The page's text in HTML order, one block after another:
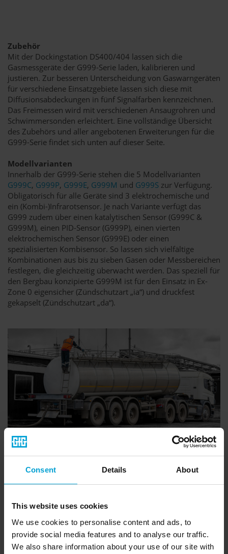
Consent Details About
This website uses cookies
We use cookies to personalise content and ads, to
provide social media features and to analyse our traffic.
We also share information about your use of our site with
Zubehör
Mit der Dockingstation DS400/404 lassen sich die
Gasmessgeräte der G999-Serie laden, kalibrieren und
justieren. Zur besseren Unterscheidung von Gaswarngeräten
für verschiedene Einsatzgebiete lassen sich diese mit
Diffusionsabdeckungen in fünf Signalfarben kennzeichnen.
Das Freimessen wird mit verschiedenen Ansaugrohren und
Schwimmersonden erleichtert. Eine vollständige Übersicht
des Zubehörs und aller angebotenen Erweiterungen für die
G999-Serie findet sich unten auf dieser Seite.
Modellvarianten
Innerhalb der G999-Serie stehen die 5 Modellvarianten
G999C, G999P, G999E, G999M und G999S zur Verfügung.
Obligatorisch für alle Geräte sind 3 elektrochemische und
ein (Kombi-)Infrarotsensor. Je nach Variante verfügt das
G999 zudem über einen katalytischen Sensor (G999C &
G999M), einen PID-Sensor (G999P), einen vierten
elektrochemischen Sensor (G999E) oder einen
spezialisierten Kombisensor. So lassen sich vielfältige
Kombinationen aus bis zu sieben Gasen oder Messbereichen
festlegen, die gleichzeitig überwacht werden. Das speziell für
den Bergbau konzipierte G999M ist für den Einsatz in Ex-
Zone 0 eigensicher (Zündschutzart „ia“) und druckfest
gekapselt (Zündschutzart „da“).